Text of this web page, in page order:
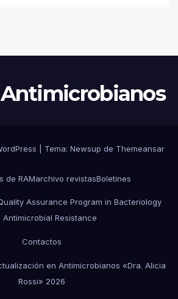
Tema: Newsup de Themeansar
de RAMarchivo revistasBoletines
Assurance Program in Bacteriology
Antimicrobial Resistance
Contactos
en Antimicrobianos «Dra. Alicia
Rossi» 2026